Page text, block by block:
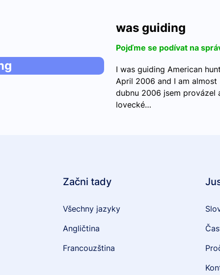
was guiding
Pojďme se podívat na
I was guiding American
April 2006 and I am
dubnu 2006 jsem provázel
lovecké…
Začni tady
Všechny jazyky
Angličtina
Francouzština